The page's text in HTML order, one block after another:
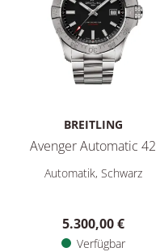
BREITLING
Avenger Automatic 42
Breitling Avenger
Automatik, Schwarz
5.300,00 €
Verfügbar